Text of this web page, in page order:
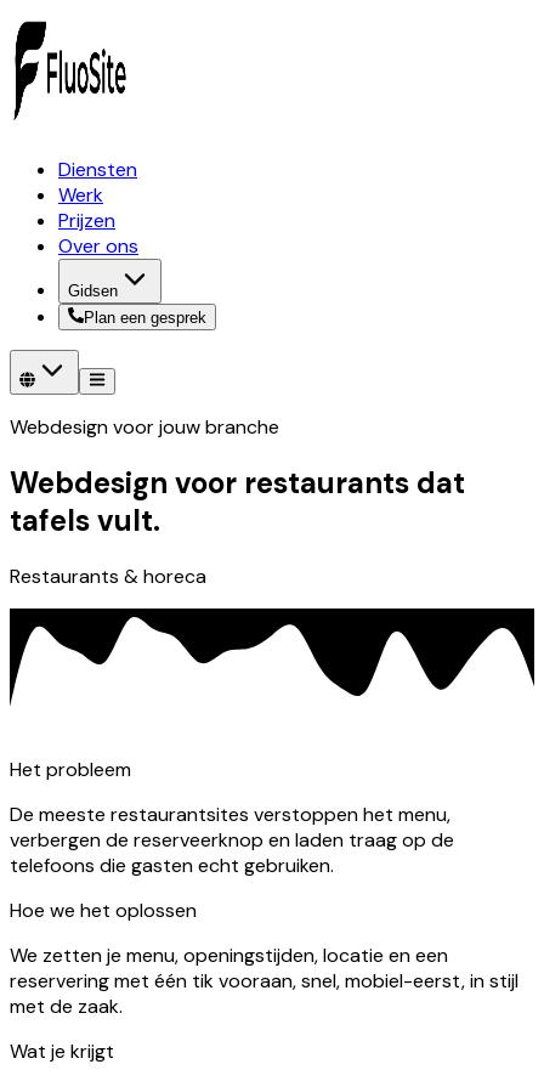
Diensten
Werk
Prijzen
Over ons
Gidsen
Plan een gesprek
Webdesign voor jouw branche
Webdesign voor restaurants dat
tafels vult.
Restaurants & horeca
Het probleem
De meeste restaurantsites verstoppen het menu,
verbergen de reserveerknop en laden traag op de
telefoons die gasten echt gebruiken.
Hoe we het oplossen
We zetten je menu, openingstijden, locatie en een
reservering met één tik vooraan, snel, mobiel-eerst, in stijl
met de zaak.
Wat je krijgt